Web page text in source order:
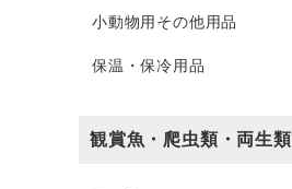
小動物用その他用品
保温・保冷用品
観賞魚・爬虫類・両生類